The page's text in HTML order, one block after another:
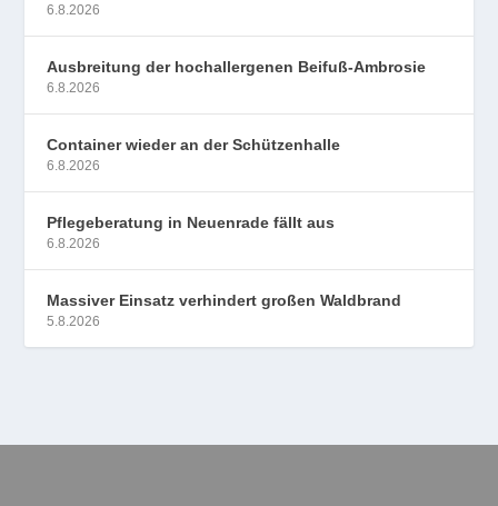
6.8.2026
Ausbreitung der hochallergenen Beifuß-Ambrosie
6.8.2026
Container wieder an der Schützenhalle
6.8.2026
Pflegeberatung in Neuenrade fällt aus
6.8.2026
Massiver Einsatz verhindert großen Waldbrand
5.8.2026